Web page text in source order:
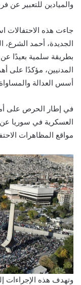
والميادين للتعبير عن
جاءت هذه الاحتفالات
الجديدة، أحمد
بطريقة سلمية بعيدًا عن
المدنيين، مؤكدًا على
أسس العدالة
في إطار الحرص على
العسكرية في سوريا عن
مواقع المظاهرات
وتهدف هذه الإجراءات